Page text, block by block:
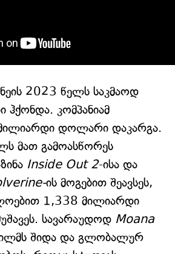
2023 წელს საკმაოდ
ჰქონდა. კომპანიამ
დოლარი დაკარგა.
მათ გამოასწორეს
Inside Out 2-ისა და
ის მოგებით შეავსეს,
1,338 მილიარდი
სავარაუდოდ Moana
შიდა და გლობალურ